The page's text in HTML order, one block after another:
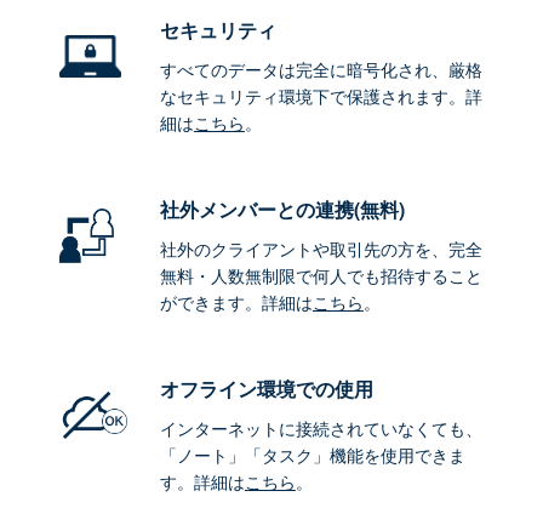
セキュリティ
すべてのデータは完全に暗号化され、厳格
なセキュリティ環境下で保護されます。詳
細はこちら。
社外メンバーとの連携(無料)
社外のクライアントや取引先の方を、完全
無料・人数無制限で何人でも招待すること
ができます。詳細はこちら。
オフライン環境での使用
インターネットに接続されていなくても、
「ノート」「タスク」機能を使用できま
す。詳細はこちら。